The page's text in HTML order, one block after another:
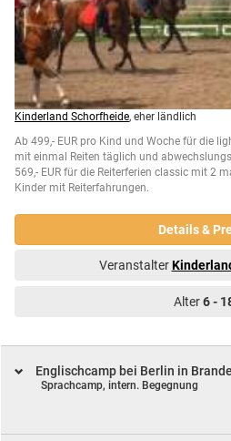
Kinderland Schorfheide, eher ländlich
Ab 499,- EUR pro Kind und Woche für die
mit einmal Reiten täglich und
569,- EUR für die Reiterferien classic mit 2
Kinder mit Reiterfahrungen.
Details &
Veranstalter
Alter6 -
Englischcamp bei Berlin in
Sprachcamp, intern. Begegnung